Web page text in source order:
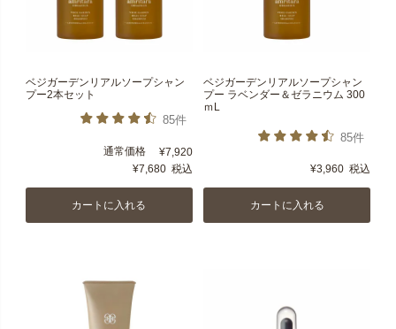
ベジガーデンリアルソープシャン
プー2本セット
85件
通常価格 ¥7,920
¥7,680 税込
カートに入れる
ベジガーデンリアルソープシャン
プー ラベンダー＆ゼラニウム 300
ｍL
85件
¥3,960 税込
カートに入れる